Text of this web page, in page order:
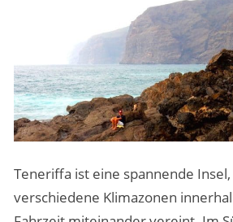
ÜBER PEOPLE ABROAD
Teneriffa ist eine spannende Insel,
verschiedene Klimazonen